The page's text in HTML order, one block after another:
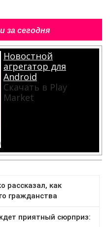
за сегодня
Новостной
агрегатор для
Android
Скачать в Play
Market